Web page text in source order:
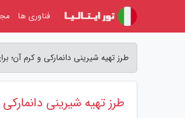
طرز تهیه شیرینی دانمارکی و کرم آن؛
طرز تهیه شیرینی
فناوری ها